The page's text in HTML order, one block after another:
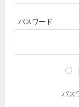
パスワード
パス